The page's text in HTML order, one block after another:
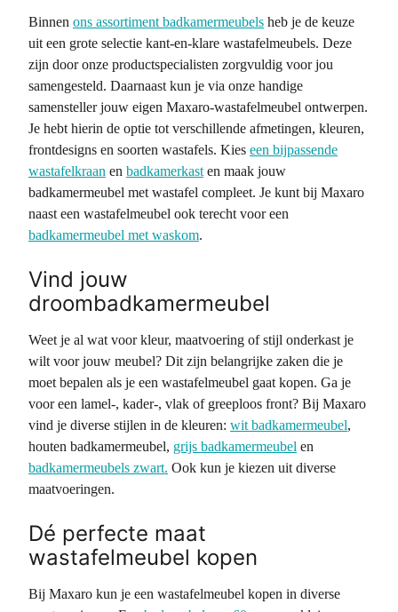
Binnen ons assortiment badkamermeubels heb je de keuze
uit een grote selectie kant-en-klare wastafelmeubels. Deze
zijn door onze productspecialisten zorgvuldig voor jou
samengesteld. Daarnaast kun je via onze handige
samensteller jouw eigen Maxaro-wastafelmeubel ontwerpen.
Je hebt hierin de optie tot verschillende afmetingen, kleuren,
frontdesigns en soorten wastafels. Kies een bijpassende
wastafelkraan en badkamerkast en maak jouw
badkamermeubel met wastafel compleet. Je kunt bij Maxaro
naast een wastafelmeubel ook terecht voor een
badkamermeubel met waskom.
Vind jouw
droombadkamermeubel
Weet je al wat voor kleur, maatvoering of stijl onderkast je
wilt voor jouw meubel? Dit zijn belangrijke zaken die je
moet bepalen als je een wastafelmeubel gaat kopen. Ga je
voor een lamel-, kader-, vlak of greeploos front? Bij Maxaro
vind je diverse stijlen in de kleuren: wit badkamermeubel,
houten badkamermeubel, grijs badkamermeubel en
badkamermeubels zwart. Ook kun je kiezen uit diverse
maatvoeringen.
Dé perfecte maat
wastafelmeubel kopen
Bij Maxaro kun je een wastafelmeubel kopen in diverse